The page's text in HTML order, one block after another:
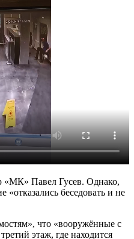
«МК» Павел Гусев. Однако,
беседовать и не
что «вооружённые с
этаж, где находится